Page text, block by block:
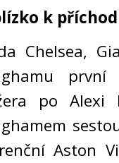
k
Chelsea,
po Alexi
Aston